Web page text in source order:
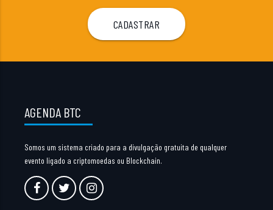
AGENDA BTC
Somos um sistema criado para a divulgação gratuita de qualquer
evento ligado a criptomoedas ou Blockchain.